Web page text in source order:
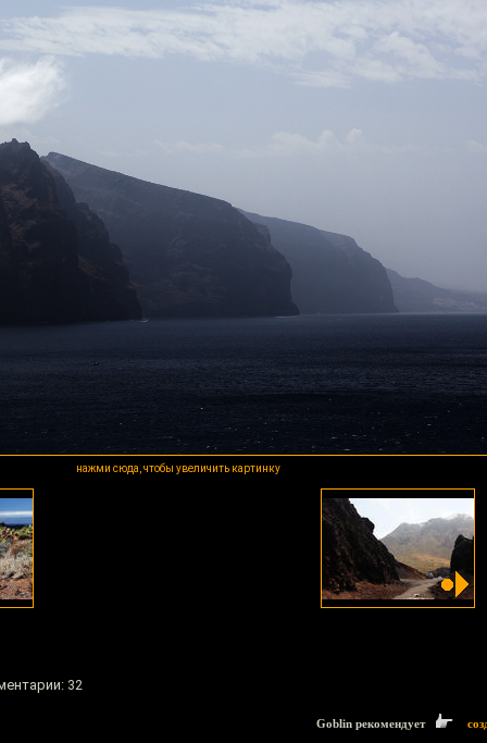
нажми сюда, чтобы увеличить картинку
32
Goblin рекомендует